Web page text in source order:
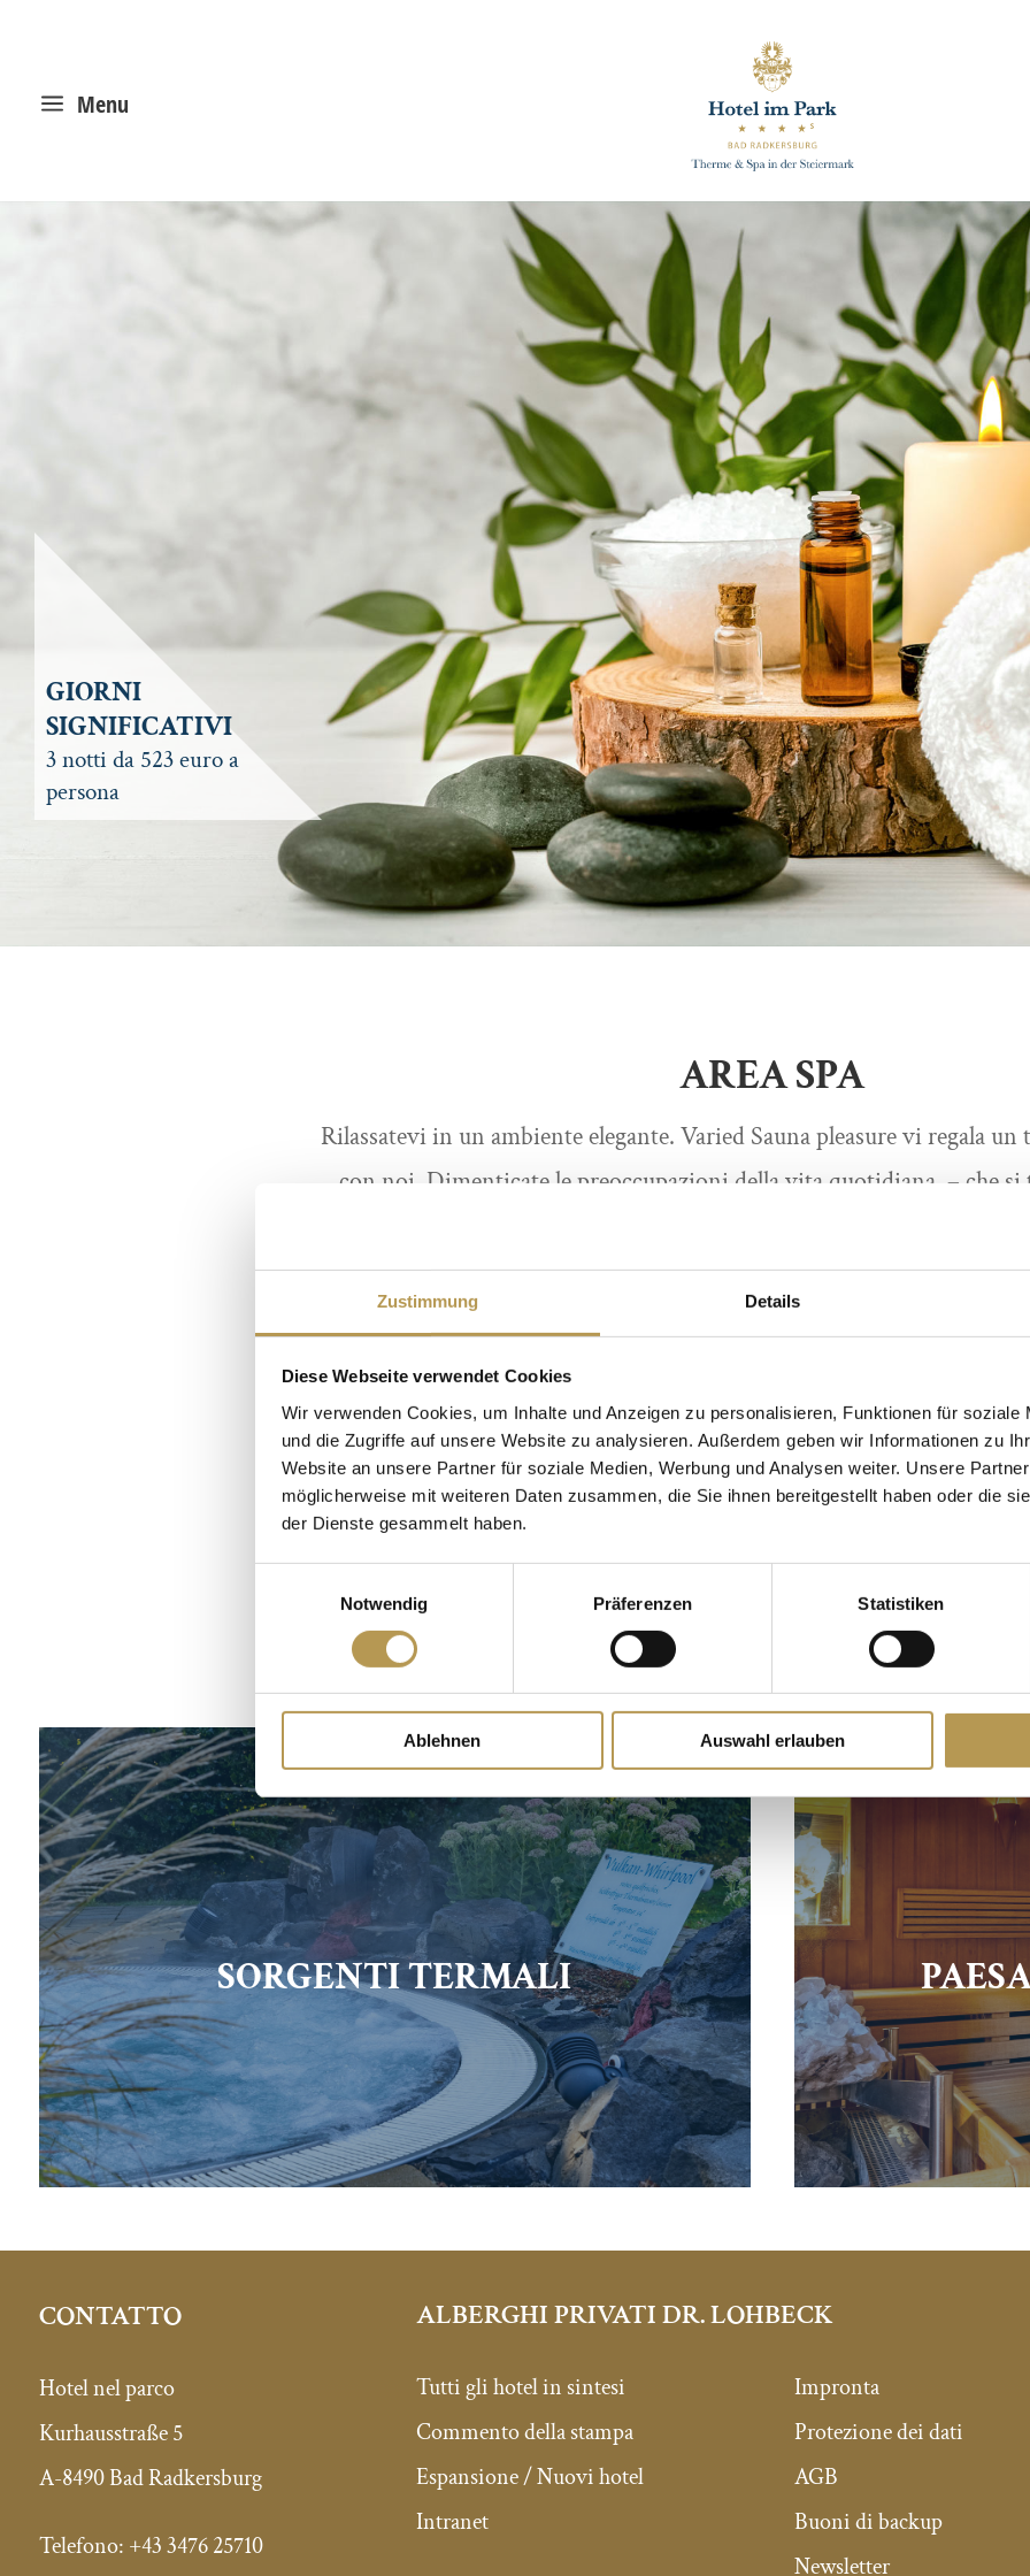
Zustimmung Details
Diese Webseite verwendet Cookies
Wir verwenden Cookies, um Inhalte und Anzeigen zu personalisieren, Funktionen für soziale
und die Zugriffe auf unsere Website zu analysieren. Außerdem geben wir Informationen zu
Website an unsere Partner für soziale Medien, Werbung und Analysen weiter. Unsere
möglicherweise mit weiteren Daten zusammen, die Sie ihnen bereitgestellt haben oder die
der Dienste gesammelt haben.
Notwendig
Präferenzen Statistiken
Ablehnen Auswahl erlauben
a Menu
GIORNI
SIGNIFICATIVI
3 notti da 523 euro a
persona
AREA SPA
Rilassatevi in un ambiente elegante. Varied Sauna pleasure vi regala
con noi. Dimenticate le preoccupazioni della vita quotidiana – che si
bastoni di terra, del sanarium di cristallo, del bagno di pietra o del
meraviglioso paesaggio di saune nell’area benessere dell’hotel vi offre
straordinarie per aiutarvi a trovare la pace.
I nostri maestri di sauna rendono ogni seduta di sauna un’esperienza
guidate e la speciale acqua di infusione di Bad Radkersburg con
naturali provenienti dalla Terra dei Vulcani della Stiria. Il caratteristico
solo è rinfrescante, ma aiuta anche a combattere il raffreddore e ha
Dopo essersi immersi nel mondo delle saune, l’area relax è il luogo
benedizione per il corpo e per l’anima.
SORGENTI TERMALI
CONTATTO
Hotel nel parco
Kurhausstraße 5
A-8490 Bad Radkersburg
Telefono: +43 3476 25710
ALBERGHI PRIVATI DR. LOHBECK
Tutti gli hotel in sintesi
Commento della stampa
Espansione / Nuovi hotel
Intranet
Impronta
Protezione dei dati
AGB
Buoni di backup
Newsletter